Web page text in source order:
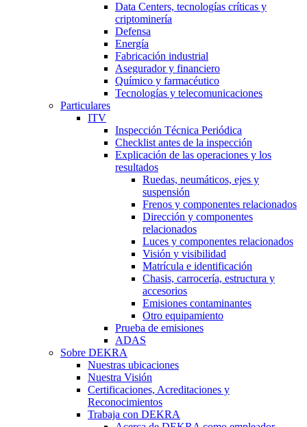
Data Centers, tecnologías críticas y
criptominería
Defensa
Energía
Fabricación industrial
Asegurador y financiero
Químico y farmacéutico
Tecnologías y telecomunicaciones
Particulares
ITV
Inspección Técnica Periódica
Checklist antes de la inspección
Explicación de las operaciones y los
resultados
Ruedas, neumáticos, ejes y
suspensión
Frenos y componentes relacionados
Dirección y componentes
relacionados
Luces y componentes relacionados
Visión y visibilidad
Matrícula e identificación
Chasis, carrocería, estructura y
accesorios
Emisiones contaminantes
Otro equipamiento
Prueba de emisiones
ADAS
Sobre DEKRA
Nuestras ubicaciones
Nuestra Visión
Certificaciones, Acreditaciones y
Reconocimientos
Trabaja con DEKRA